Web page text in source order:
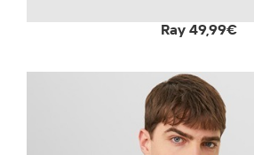
Ray 49,99€